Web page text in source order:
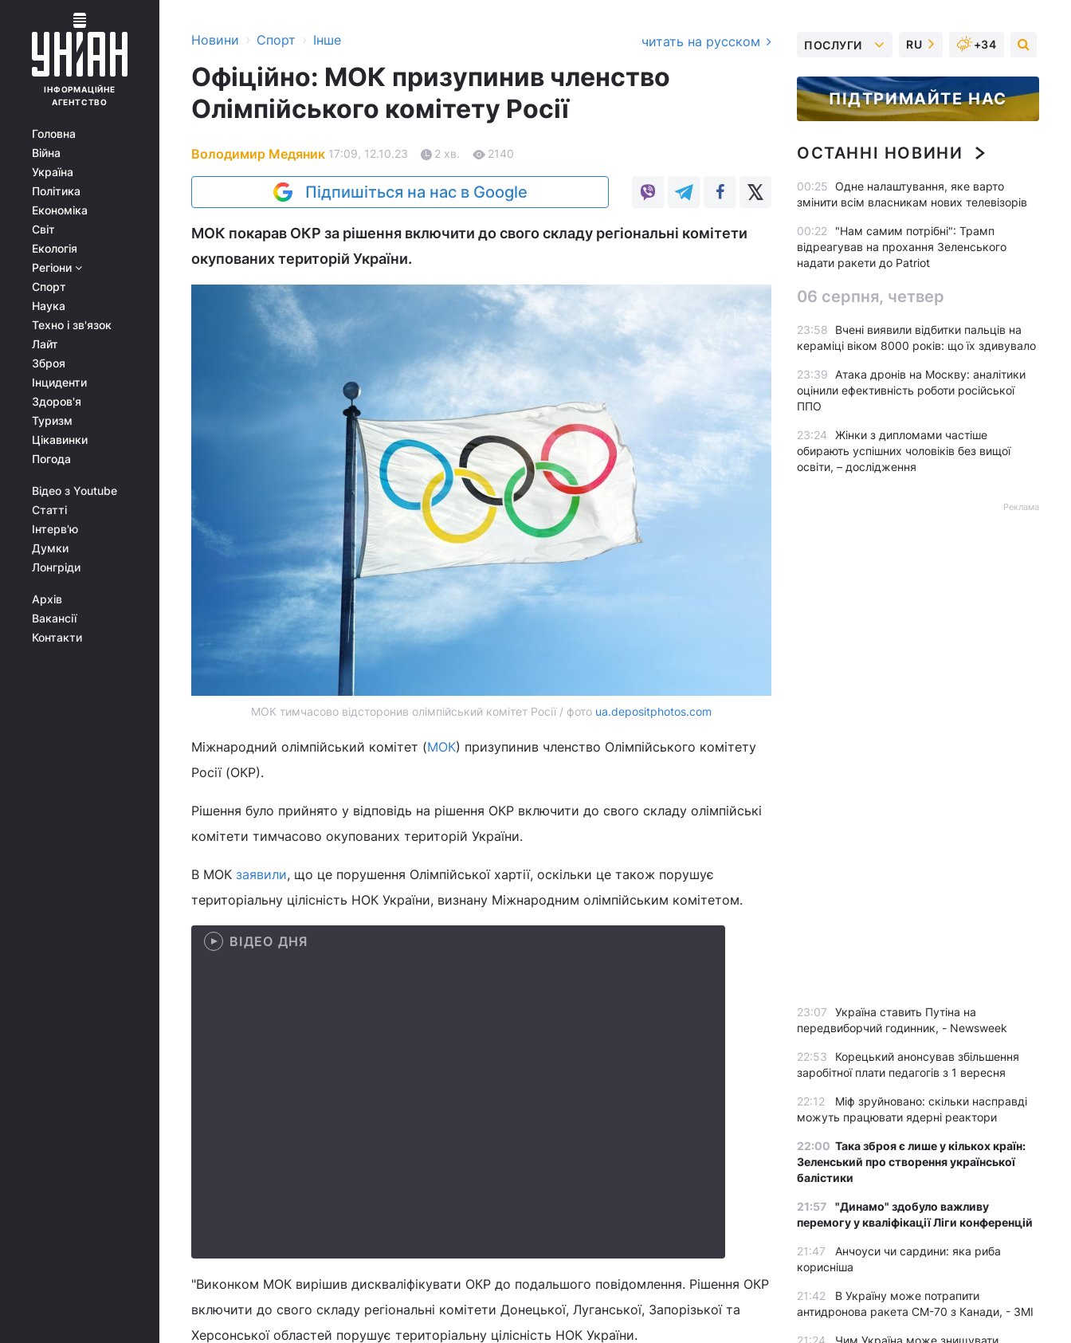
ІНФОРМАЦІЙНЕ
АГЕНТСТВО
Головна
Війна
Україна
Політика
Економіка
Світ
Екологія
Регіони
Спорт
Наука
Техно і зв'язок
Лайт
Зброя
Інциденти
Здоров'я
Туризм
Цікавинки
Погода
Відео з Youtube
Статті
Інтерв'ю
Думки
Лонгріди
Архів
Вакансії
Контакти
Новини › Спорт › Інше читать на русском
Офіційно: МОК призупинив членство
Олімпійського комітету Росії
Володимир Медяник 17:09, 12.10.23 2 хв. 2140
Підпишіться на нас в Google
МОК покарав ОКР за рішення включити до свого складу регіональні комітети
окупованих територій України.
МОК тимчасово відсторонив олімпійський комітет Росії / фото ua.depositphotos.com
Міжнародний олімпійський комітет (МОК) призупинив членство Олімпійського комітету
Росії (ОКР).
Рішення було прийнято у відповідь на рішення ОКР включити до свого складу олімпійські
комітети тимчасово окупованих територій України.
В МОК заявили, що це порушення Олімпійської хартії, оскільки це також порушує
територіальну цілісність НОК України, визнану Міжнародним олімпійським комітетом.
ВІДЕО ДНЯ
"Виконком МОК вирішив дискваліфікувати ОКР до подальшого повідомлення. Рішення ОКР
включити до свого складу регіональні комітети Донецької, Луганської, Запорізької та
Херсонської областей порушує територіальну цілісність НОК України.
ПОСЛУГИ RU +34
ПІДТРИМАЙТЕ НАС
ОСТАННІ НОВИНИ
00:25 Одне налаштування, яке варто
змінити всім власникам нових телевізорів
00:22
"Нам самим потрібні": Трамп
відреагував на прохання Зеленського
надати ракети до Patriot
06 серпня, четвер
23:58
Вчені виявили відбитки пальців на
кераміці віком 8000 років: що їх здивувало
23:39
Атака дронів на Москву: аналітики
оцінили ефективність роботи російської
ППО
23:24
Жінки з дипломами частіше
обирають успішних чоловіків без вищої
освіти, – дослідження
Реклама
23:07
Україна ставить Путіна на
передвиборчий годинник, - Newsweek
22:53
Корецький анонсував збільшення
заробітної плати педагогів з 1 вересня
22:12
Міф зруйновано: скільки насправді
можуть працювати ядерні реактори
22:00 Така зброя є лише у кількох країн:
Зеленський про створення української
балістики
21:57
"Динамо" здобуло важливу
перемогу у кваліфікації Ліги конференцій
21:47
Анчоуси чи сардини: яка риба
корисніша
21:42
В Україну може потрапити
антидронова ракета CM-70 з Канади, - ЗМІ
21:24
Чим Україна може знищувати